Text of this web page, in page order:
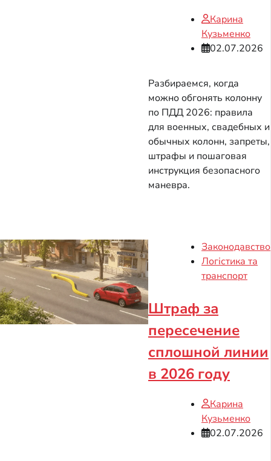
Карина
Кузьменко
02.07.2026
Разбираемся, когда
можно обгонять колонну
по ПДД 2026: правила
для военных, свадебных и
обычных колонн, запреты,
штрафы и пошаговая
инструкция безопасного
маневра.
Законодавство
Логістика та
транспорт
Штраф за
пересечение
сплошной линии
в 2026 году
Карина
Кузьменко
02.07.2026